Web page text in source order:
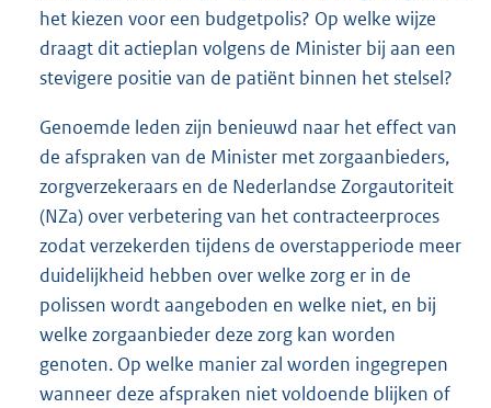
het kiezen voor een budgetpolis? Op welke wijze
draagt dit actieplan volgens de Minister bij aan een
stevigere positie van de patiënt binnen het stelsel?
Genoemde leden zijn benieuwd naar het effect van
de afspraken van de Minister met zorgaanbieders,
zorgverzekeraars en de Nederlandse Zorgautoriteit
(NZa) over verbetering van het contracteerproces
zodat verzekerden tijdens de overstapperiode meer
duidelijkheid hebben over welke zorg er in de
polissen wordt aangeboden en welke niet, en bij
welke zorgaanbieder deze zorg kan worden
genoten. Op welke manier zal worden ingegrepen
wanneer deze afspraken niet voldoende blijken of